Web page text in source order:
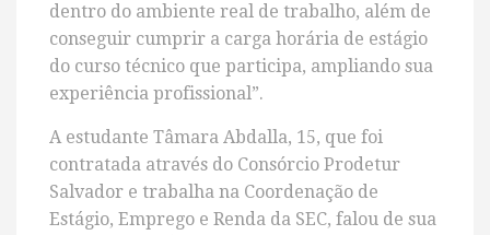
dentro do ambiente real de trabalho, além de
conseguir cumprir a carga horária de estágio
do curso técnico que participa, ampliando sua
experiência profissional”.
A estudante Tâmara Abdalla, 15, que foi
contratada através do Consórcio Prodetur
Salvador e trabalha na Coordenação de
Estágio, Emprego e Renda da SEC, falou de sua